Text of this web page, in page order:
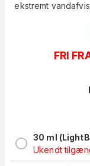
ekstremt
FRI
30 ml
Ukendt